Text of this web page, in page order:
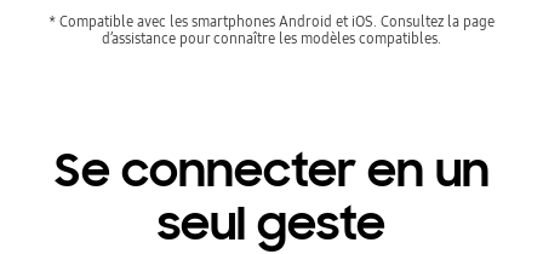
* Compatible avec les smartphones Android et iOS. Consultez la page
d’assistance pour connaître les modèles compatibles.
Se connecter en un
seul geste